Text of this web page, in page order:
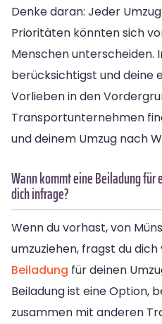
Denke daran: Jeder
Prioritäten könnten sich
Menschen unterscheiden.
berücksichtigst und deine
Vorlieben in den
Transportunternehmen
und deinem Umzug nach
Wann kommt eine Beiladung für
dich infrage?
Wenn du vorhast, von
umzuziehen, fragst du
Beiladung für deinen
Beiladung ist eine Option,
zusammen mit anderen